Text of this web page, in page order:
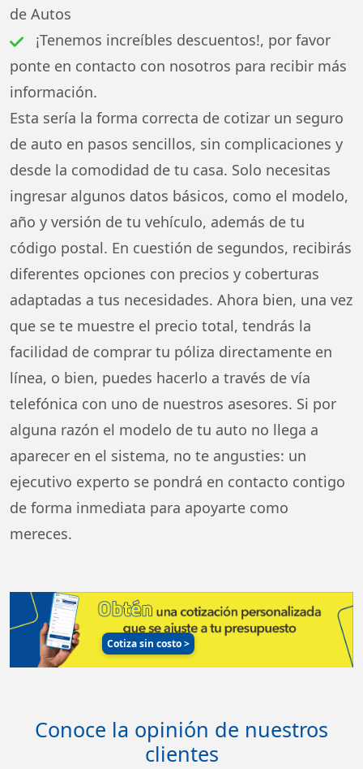
de Autos
¡Tenemos increíbles descuentos!, por favor
ponte en contacto con nosotros para recibir más
información.
Esta sería la forma correcta de cotizar un seguro
de auto en pasos sencillos, sin complicaciones y
desde la comodidad de tu casa. Solo necesitas
ingresar algunos datos básicos, como el modelo,
año y versión de tu vehículo, además de tu
código postal. En cuestión de segundos, recibirás
diferentes opciones con precios y coberturas
adaptadas a tus necesidades. Ahora bien, una vez
que se te muestre el precio total, tendrás la
facilidad de comprar tu póliza directamente en
línea, o bien, puedes hacerlo a través de vía
telefónica con uno de nuestros asesores. Si por
alguna razón el modelo de tu auto no llega a
aparecer en el sistema, no te angusties: un
ejecutivo experto se pondrá en contacto contigo
de forma inmediata para apoyarte como
mereces.
Cotiza sin costo>
Conoce la opinión de nuestros
clientes